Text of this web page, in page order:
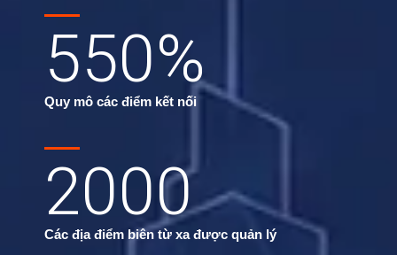
550%
Quy mô các điểm kết nối
2000
Các địa điểm biên từ xa được quản lý